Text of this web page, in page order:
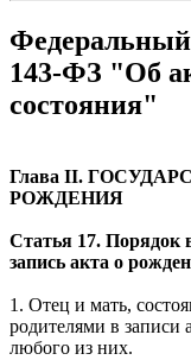
Федеральный
143-ФЗ "Об
состояния"
Глава II.
РОЖДЕНИЯ
Статья 17. Порядок
запись акта о
1. Отец и мать,
родителями в записи
любого из них.